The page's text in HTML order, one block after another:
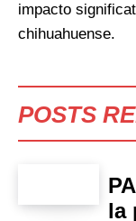
impacto
chihuahuense.
POSTS
la